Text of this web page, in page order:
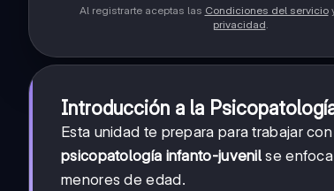
Al registrarte aceptas las Condiciones del servicio
privacidad.
Introducción a la
Esta unidad te prepara para trabajar
psicopatología infanto-juvenil se
menores de edad.